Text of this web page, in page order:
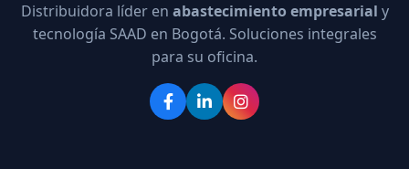
Distribuidora líder en abastecimiento empresarial y
tecnología SAAD en Bogotá. Soluciones integrales
para su oficina.